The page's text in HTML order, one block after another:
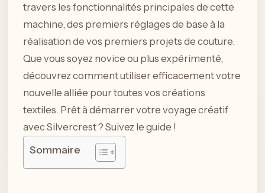
travers les fonctionnalités principales de cette
machine, des premiers réglages de base à la
réalisation de vos premiers projets de couture.
Que vous soyez novice ou plus expérimenté,
découvrez comment utiliser efficacement votre
nouvelle alliée pour toutes vos créations
textiles. Prêt à démarrer votre voyage créatif
avec Silvercrest ? Suivez le guide !
Sommaire